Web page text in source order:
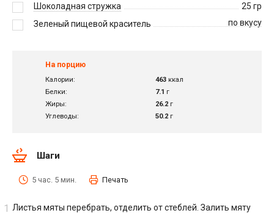
Шоколадная стружка
25 гр
Зеленый пищевой краситель
по вкусу
На порцию
Калории: 463 ккал
Белки:
7.1 г
Жиры:
26.2 г
Углеводы:
50.2 г
Шаги
5 час. 5 мин. Печать
Листья мяты перебрать, отделить от стеблей. Залить мяту